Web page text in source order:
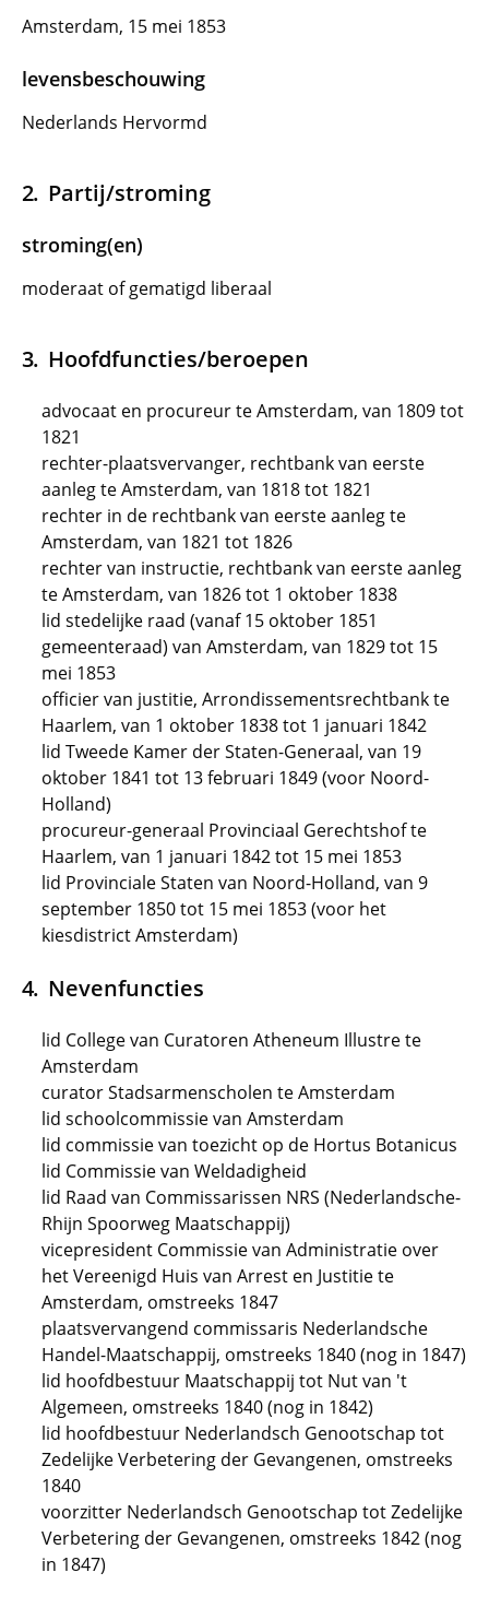
Amsterdam, 15 mei 1853
levensbeschouwing
Nederlands Hervormd
Partij/stroming
stroming(en)
moderaat of gematigd liberaal
Hoofdfuncties/beroepen
advocaat en procureur te Amsterdam, van 1809 tot
1821
rechter-plaatsvervanger, rechtbank van eerste
aanleg te Amsterdam, van 1818 tot 1821
rechter in de rechtbank van eerste aanleg te
Amsterdam, van 1821 tot 1826
rechter van instructie, rechtbank van eerste aanleg
te Amsterdam, van 1826 tot 1 oktober 1838
lid stedelijke raad (vanaf 15 oktober 1851
gemeenteraad) van Amsterdam, van 1829 tot 15
mei 1853
officier van justitie, Arrondissementsrechtbank te
Haarlem, van 1 oktober 1838 tot 1 januari 1842
lid Tweede Kamer der Staten-Generaal, van 19
oktober 1841 tot 13 februari 1849 (voor Noord-
Holland)
procureur-generaal Provinciaal Gerechtshof te
Haarlem, van 1 januari 1842 tot 15 mei 1853
lid Provinciale Staten van Noord-Holland, van 9
september 1850 tot 15 mei 1853 (voor het
kiesdistrict Amsterdam)
Nevenfuncties
lid College van Curatoren Atheneum Illustre te
Amsterdam
curator Stadsarmenscholen te Amsterdam
lid schoolcommissie van Amsterdam
lid commissie van toezicht op de Hortus Botanicus
lid Commissie van Weldadigheid
lid Raad van Commissarissen NRS (Nederlandsche-
Rhijn Spoorweg Maatschappij)
vicepresident Commissie van Administratie over
het Vereenigd Huis van Arrest en Justitie te
Amsterdam, omstreeks 1847
plaatsvervangend commissaris Nederlandsche
Handel-Maatschappij, omstreeks 1840 (nog in 1847)
lid hoofdbestuur Maatschappij tot Nut van 't
Algemeen, omstreeks 1840 (nog in 1842)
lid hoofdbestuur Nederlandsch Genootschap tot
Zedelijke Verbetering der Gevangenen, omstreeks
1840
voorzitter Nederlandsch Genootschap tot Zedelijke
Verbetering der Gevangenen, omstreeks 1842 (nog
in 1847)